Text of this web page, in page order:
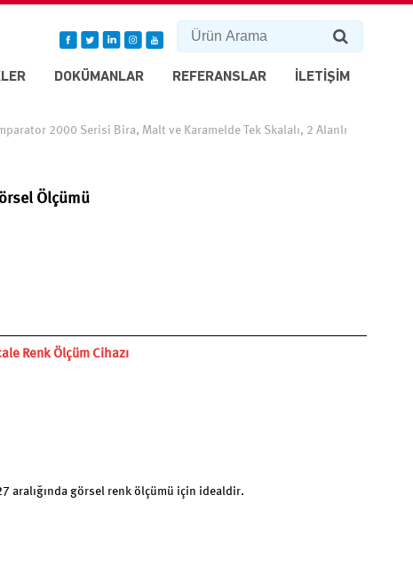
DOKÜMANLAR REFERANSLAR İLETİŞİM
2000 Serisi Bira, Malt ve Karamelde Tek Skalalı, 2 Alanlı
Ölçümü
Renk Ölçüm Cihazı
aralığında görsel renk ölçümü için idealdir.